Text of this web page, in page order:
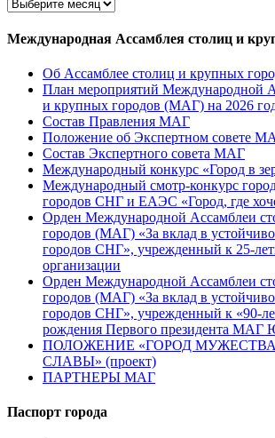
Международная Ассамблея столиц и
Об Ассамблее столиц и крупных
План мероприятий Международной
и крупных городов (МАГ) на 2026
Состав Правления МАГ
Положение об Экспертном совете
Состав Экспертного совета МАГ
Международный конкурс «Город в
Международный смотр-конкурс
городов СНГ и ЕАЭС «Город, где
Орден Международной Ассамблеи
городов (МАГ) «За вклад в
городов СНГ», учрежденный к 25-
организации
Орден Международной Ассамблеи
городов (МАГ) «За вклад в
городов СНГ», учрежденный к «90-
рождения Первого президента
ПОЛОЖЕНИЕ «ГОРОД
СЛАВЫ» (проект)
ПАРТНЕРЫ МАГ
Паспорт города